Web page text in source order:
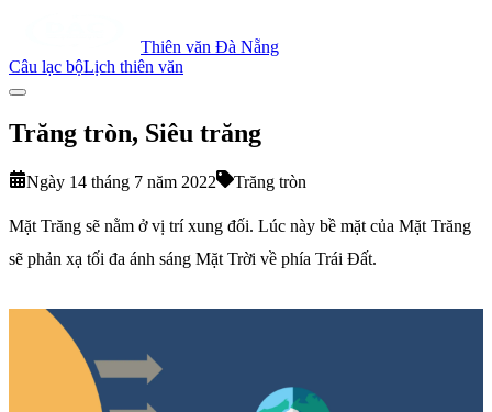
Thiên văn Đà Nẵng
Câu lạc bộLịch thiên văn
Trăng tròn, Siêu trăng
Ngày 14 tháng 7 năm 2022 Trăng tròn
Mặt Trăng sẽ nằm ở vị trí xung đối. Lúc này bề mặt của Mặt Trăng
sẽ phản xạ tối đa ánh sáng Mặt Trời về phía Trái Đất.